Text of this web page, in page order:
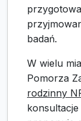
badań.
W wielu
Pomorza
rodzinny